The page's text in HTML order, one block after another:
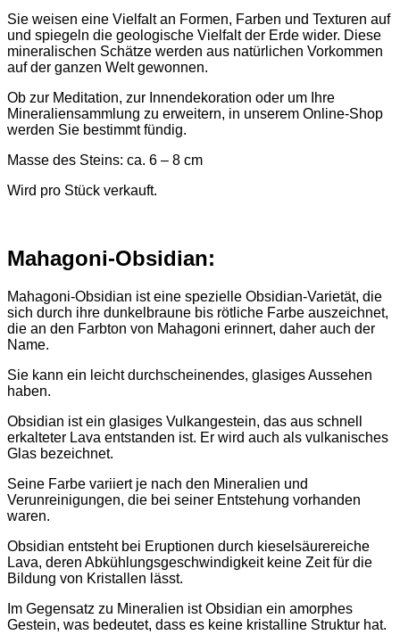
Sie weisen eine Vielfalt an Formen, Farben und Texturen auf
und spiegeln die geologische Vielfalt der Erde wider. Diese
mineralischen Schätze werden aus natürlichen Vorkommen
auf der ganzen Welt gewonnen.
Ob zur Meditation, zur Innendekoration oder um Ihre
Mineraliensammlung zu erweitern, in unserem Online-Shop
werden Sie bestimmt fündig.
Masse des Steins: ca. 6 – 8 cm
Wird pro Stück verkauft.
Mahagoni-Obsidian:
Mahagoni-Obsidian ist eine spezielle Obsidian-Varietät, die
sich durch ihre dunkelbraune bis rötliche Farbe auszeichnet,
die an den Farbton von Mahagoni erinnert, daher auch der
Name.
Sie kann ein leicht durchscheinendes, glasiges Aussehen
haben.
Obsidian ist ein glasiges Vulkangestein, das aus schnell
erkalteter Lava entstanden ist. Er wird auch als vulkanisches
Glas bezeichnet.
Seine Farbe variiert je nach den Mineralien und
Verunreinigungen, die bei seiner Entstehung vorhanden
waren.
Obsidian entsteht bei Eruptionen durch kieselsäurereiche
Lava, deren Abkühlungsgeschwindigkeit keine Zeit für die
Bildung von Kristallen lässt.
Im Gegensatz zu Mineralien ist Obsidian ein amorphes
Gestein, was bedeutet, dass es keine kristalline Struktur hat.